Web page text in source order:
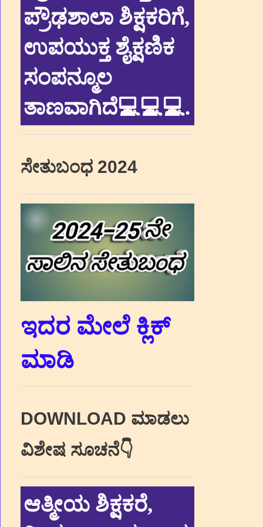
ಪ್ರೌಢಶಾಲಾ ಶಿಕ್ಷಕರಿಗೆ,
ಉಪಯುಕ್ತ ಶೈಕ್ಷಣಿಕ
ಸಂಪನ್ಮೂಲ
ತಾಣವಾಗಿದೆ💻💻💻.
ಸೇತುಬಂಧ 2024
ಇದರ ಮೇಲೆ ಕ್ಲಿಕ್‌
ಮಾಡಿ
DOWNLOAD ಮಾಡಲು
ವಿಶೇಷ ಸೂಚನೆ👇
ಆತ್ಮೀಯ ಶಿಕ್ಷಕರೆ,